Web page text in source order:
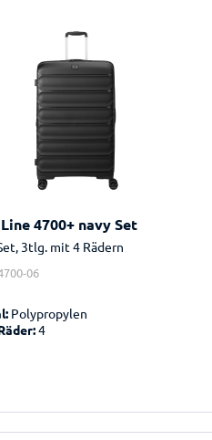
4700+ navy Set
3tlg. mit 4 Rädern
06
Polypropylen
4